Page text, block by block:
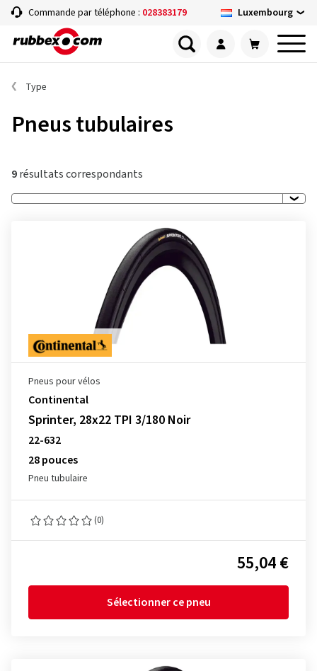
Commande par téléphone : 028383179 Luxembourg
Type
Pneus tubulaires
9résultats correspondants
Pneus pour vélos
Continental
Sprinter, 28x22 TPI 3/180 Noir
22-632
28 pouces
Pneu tubulaire
(0)
55,04 €
Sélectionner ce pneu